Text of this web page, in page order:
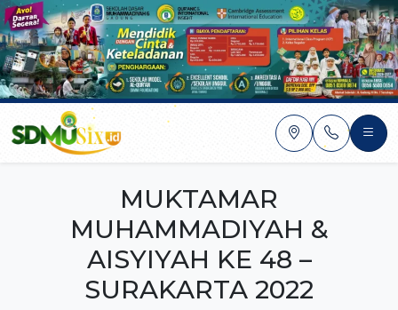
Skip
to
content
MUKTAMAR
MUHAMMADIYAH &
AISYIYAH KE 48 –
SURAKARTA 2022